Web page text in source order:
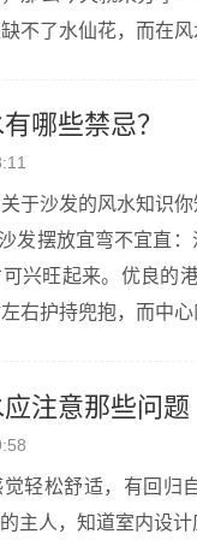
不了水仙花，而在
哪些禁忌？
于沙发的风水知识
发摆放宜弯不宜直
兴旺起来。优良的
右护持兜抱，而中
注意那些问题
轻松舒适，有回归
主人，知道室内设